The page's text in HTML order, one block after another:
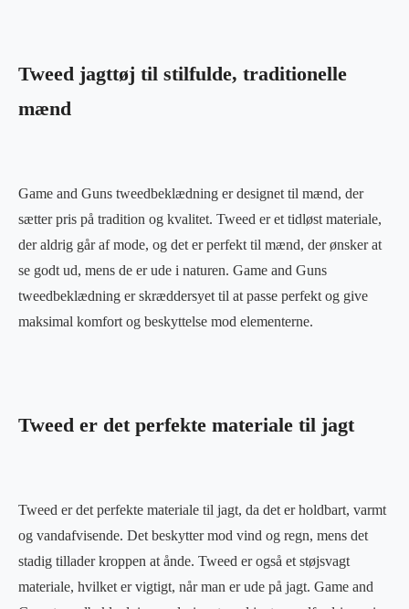
Tweed jagttøj til stilfulde, traditionelle
mænd
Game and Guns tweedbeklædning er designet til mænd, der
sætter pris på tradition og kvalitet. Tweed er et tidløst materiale,
der aldrig går af mode, og det er perfekt til mænd, der ønsker at
se godt ud, mens de er ude i naturen. Game and Guns
tweedbeklædning er skræddersyet til at passe perfekt og give
maksimal komfort og beskyttelse mod elementerne.
Tweed er det perfekte materiale til jagt
Tweed er det perfekte materiale til jagt, da det er holdbart, varmt
og vandafvisende. Det beskytter mod vind og regn, mens det
stadig tillader kroppen at ånde. Tweed er også et støjsvagt
materiale, hvilket er vigtigt, når man er ude på jagt. Game and